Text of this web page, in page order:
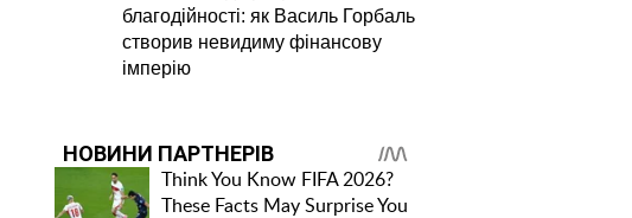
благодійності: як Василь Горбаль
створив невидиму фінансову
імперію